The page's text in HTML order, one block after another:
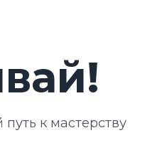
к мастерству